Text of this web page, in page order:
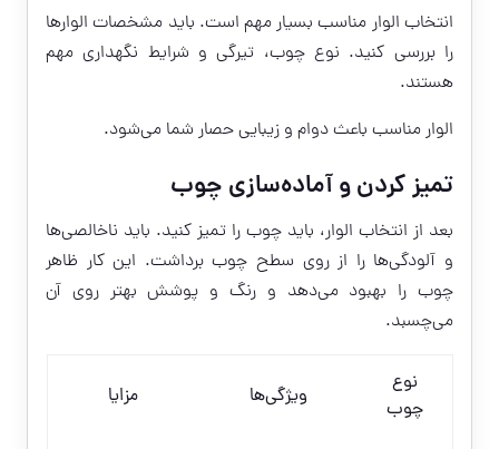
انتخاب الوار مناسب بسیار مهم است. باید مشخصات الوار‌ها
را بررسی کنید. نوع چوب، تیرگی و شرایط نگهداری مهم
هستند.
الوار مناسب باعث دوام و زیبایی حصار شما می‌شود.
تمیز کردن و آماده‌سازی چوب
بعد از انتخاب الوار، باید چوب را تمیز کنید. باید ناخالصی‌ها
و آلودگی‌ها را از روی سطح چوب برداشت. این کار ظاهر
چوب را بهبود می‌دهد و رنگ و پوشش بهتر روی آن
می‌چسبد.
نوع
چوب
ویژگی‌ها مزایا